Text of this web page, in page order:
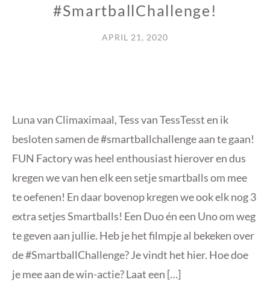
#SmartballChallenge!
APRIL 21, 2020
Luna van Climaximaal, Tess van TessTesst en ik
besloten samen de #smartballchallenge aan te gaan!
FUN Factory was heel enthousiast hierover en dus
kregen we van hen elk een setje smartballs om mee
te oefenen! En daar bovenop kregen we ook elk nog 3
extra setjes Smartballs! Een Duo én een Uno om weg
te geven aan jullie. Heb je het filmpje al bekeken over
de #SmartballChallenge? Je vindt het hier. Hoe doe
je mee aan de win-actie? Laat een […]